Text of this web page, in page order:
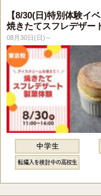
【8/30(日)特別体験イベ
焼きたてスフレデザー
08月30日(日)～